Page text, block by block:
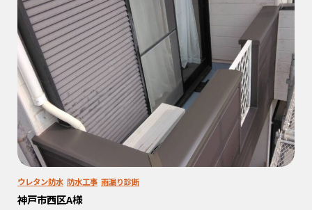
ウレタン防水 防水工事 雨漏り診断
神戸市西区A様